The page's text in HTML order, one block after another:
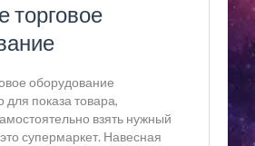
торговое
оборудование
для показа товара,
взять нужный
супермаркет. Навесная